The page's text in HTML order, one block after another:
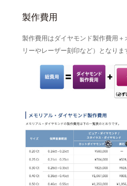
製作費用
製作費用はダイヤモンド製作費用
リーやレーザー刻印など）となりま